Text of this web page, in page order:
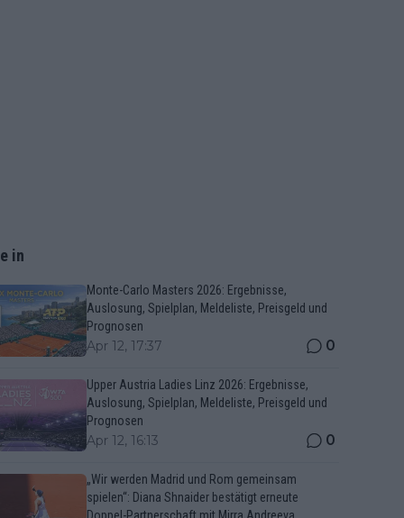
in
Monte-Carlo Masters 2026: Ergebnisse,
Auslosung, Spielplan, Meldeliste, Preisgeld und
Prognosen
Apr 12, 17:37 0
Upper Austria Ladies Linz 2026: Ergebnisse,
Auslosung, Spielplan, Meldeliste, Preisgeld und
Prognosen
Apr 12, 16:13 0
„Wir werden Madrid und Rom gemeinsam
spielen“: Diana Shnaider bestätigt erneute